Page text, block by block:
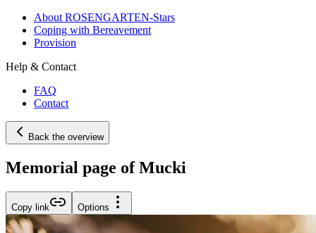
About ROSENGARTEN-Stars
Coping with Bereavement
Provision
Help & Contact
FAQ
Contact
Back the overview
Memorial page of Mucki
Copy link Options